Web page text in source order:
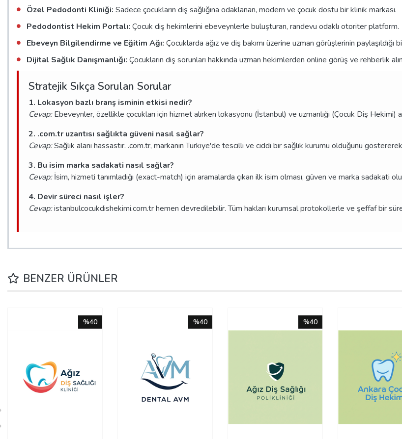
Özel Pedodonti Kliniği: Sadece çocukların diş sağlığına odaklanan, modern ve çocuk dostu bir klinik markası.
Pedodontist Hekim Portalı: Çocuk diş hekimlerini ebeveynlerle buluşturan, randevu odaklı otoriter platform.
Ebeveyn Bilgilendirme ve Eğitim Ağı: Çocuklarda ağız ve diş bakımı üzerine uzman görüşlerinin paylaşıldığı
Dijital Sağlık Danışmanlığı: Çocukların diş sorunları hakkında uzman hekimlerden online görüş ve rehberlik
Stratejik Sıkça Sorulan Sorular
1. Lokasyon bazlı branş isminin etkisi nedir?
Cevap:Ebeveynler, özellikle çocukları için hizmet alırken lokasyonu (İstanbul) ve uzmanlığı (Çocuk Diş Hekimi)
2. .com.tr uzantısı sağlıkta güveni nasıl sağlar?
Cevap:Sağlık alanı hassastır. .com.tr, markanın Türkiye'de tescilli ve ciddi bir sağlık kurumu olduğunu
3. Bu isim marka sadakati nasıl sağlar?
Cevap:İsim, hizmeti tanımladığı (exact-match) için aramalarda çıkan ilk isim olması, güven ve marka sadakati
4. Devir süreci nasıl işler?
Cevap:istanbulcocukdishekimi.com.tr hemen devredilebilir. Tüm hakları kurumsal protokollerle ve şeffaf bir
BENZER ÜRÜNLER
%40 %40 %40